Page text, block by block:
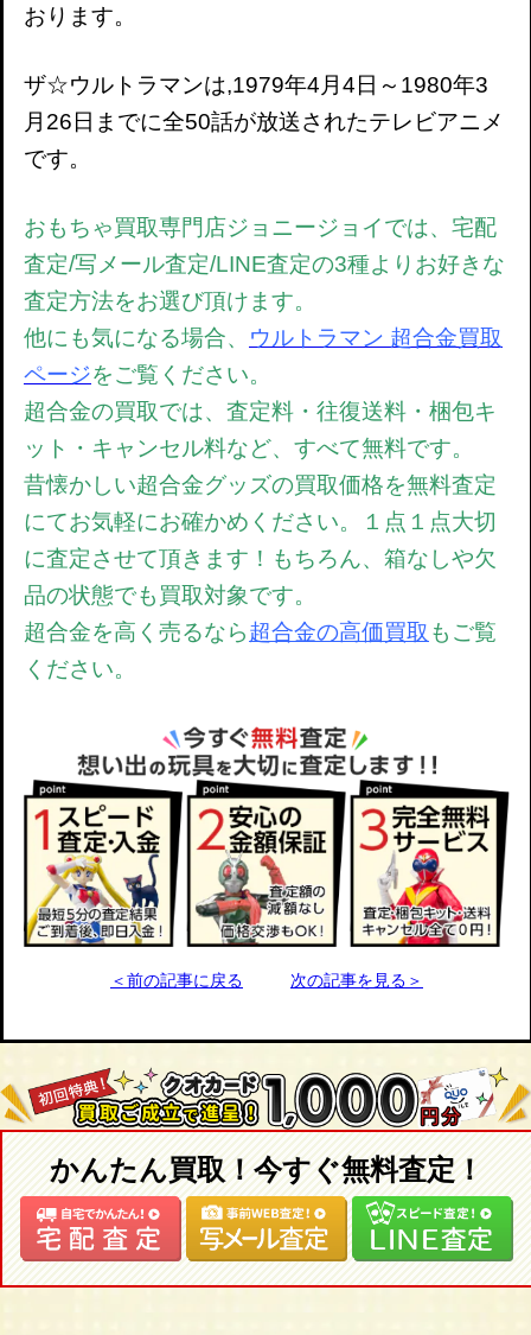
おります。
ザ☆ウルトラマンは,1979年4月4日～1980年3
月26日までに全50話が放送されたテレビアニメ
です。
おもちゃ買取専門店ジョニージョイでは、宅配
査定/写メール査定/LINE査定の3種よりお好きな
査定方法をお選び頂けます。
他にも気になる場合、 ウルトラマン 超合金買取
ページをご覧ください。
超合金の買取では、 査定料・往復送料・梱包キ
ット・キャンセル料など、すべて無料です。
昔懐かしい超合金グッズの買取価格を無料査定
にてお気軽にお確かめください。
１点１点大切
に査定させて頂きます！もちろん、箱なしや欠
品の状態でも買取対象です。
超合金を高く売るなら超合金の高価買取 もご覧
ください。
＜前の記事に戻る 次の記事を見る＞
かんたん買取！今すぐ無料査定！